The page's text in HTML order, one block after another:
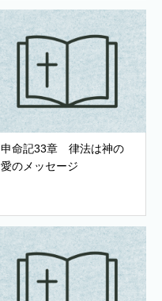
申命記33章 律法は神の
愛のメッセージ